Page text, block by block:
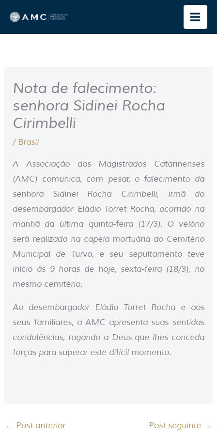
para
o
Nota de falecimento:
senhora Sidinei Rocha
Cirimbelli
/ Brasil
A Associação dos Magistrados Catarinenses
(AMC) comunica, com pesar, o falecimento da
senhora Sidinei Rocha Cirimbelli, irmã do
desembargador Eládio Torret Rocha, ocorrido na
manhã da última quinta-feira (17/3). O velório
será realizado na capela mortuária do Cemitério
Municipal de Turvo, e seu sepultamento teve
início às 9 horas de hoje, sexta-feira (18/3), no
mesmo cemitério.
Ao desembargador Eládio Torret Rocha e aos
seus familiares, a AMC apresenta suas sentidas
condolências, rogando a Deus que lhes conceda
forças para superar este difícil momento.
← Post anterior Post seguinte →